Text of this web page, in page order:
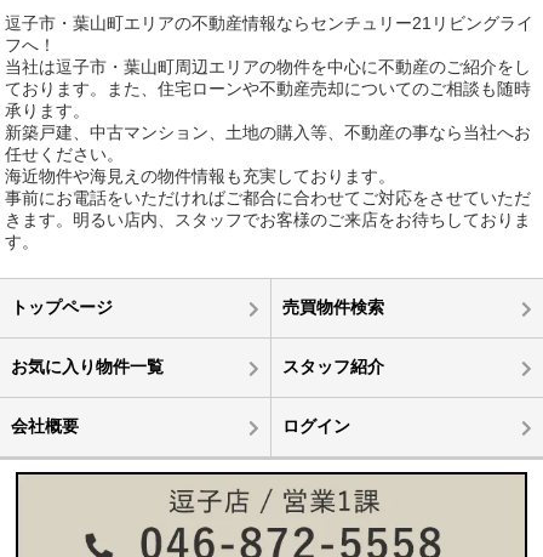
逗子市・葉山町エリアの不動産情報ならセンチュリー21リビングライ
フへ！
当社は逗子市・葉山町周辺エリアの物件を中心に不動産のご紹介をし
ております。また、住宅ローンや不動産売却についてのご相談も随時
承ります。
新築戸建、中古マンション、土地の購入等、不動産の事なら当社へお
任せください。
海近物件や海見えの物件情報も充実しております。
事前にお電話をいただければご都合に合わせてご対応をさせていただ
きます。明るい店内、スタッフでお客様のご来店をお待ちしておりま
す。
トップページ 売買物件検索
お気に入り物件一覧 スタッフ紹介
会社概要 ログイン